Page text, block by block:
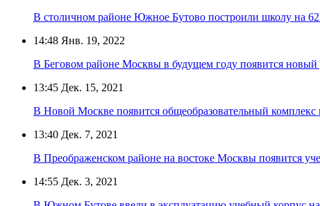
В столичном районе Южное Бутово построили школу на
14:48 Янв. 19, 2022
В Беговом районе Москвы в будущем году появится новый
13:45 Дек. 15, 2021
В Новой Москве появится общеобразовательный комплекс
13:40 Дек. 7, 2021
В Преображенском районе на востоке Москвы появится
14:55 Дек. 3, 2021